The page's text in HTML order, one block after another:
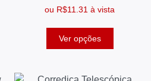
ou R$11.31 à vista
Ver opções